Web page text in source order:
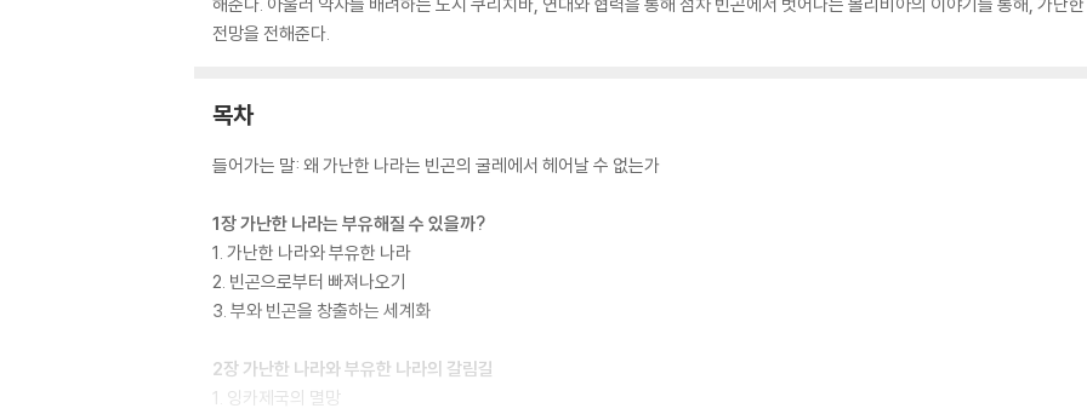
전망을 전해준다.
목차
들어가는 말: 왜 가난한 나라는 빈곤의 굴레에서 헤어날 수 없는가
1장 가난한 나라는 부유해질 수 있을까?
1. 가난한 나라와 부유한 나라
2. 빈곤으로부터 빠져나오기
3. 부와 빈곤을 창출하는 세계화
2장 가난한 나라와 부유한 나라의 갈림길
1. 잉카제국의 멸망